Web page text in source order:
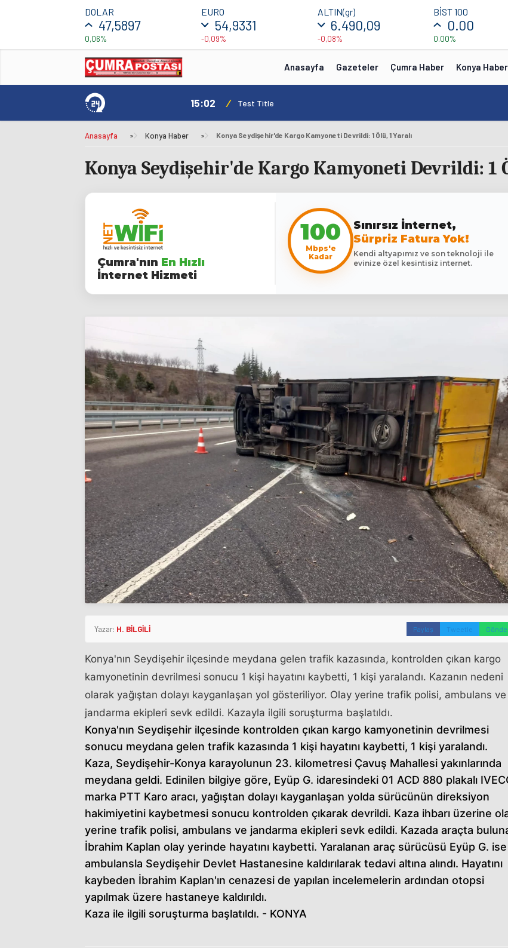
DOLAR
47,5897
0,06%
EURO
54,9331
-0,09%
ALTIN(gr)
6.490,09
-0,08%
BİST 100
0.00
0.00%
Anasayfa Gazeteler Çumra Haber Konya Haber
15:02 / Test Title
Anasayfa » Konya Haber » Konya Seydişehir'de Kargo Kamyoneti Devrildi: 1 Ölü, 1 Yaralı
Konya Seydişehir'de Kargo Kamyoneti Devrildi: 1
Çumra'nın En Hızlı
İnternet Hizmeti
100
Mbps'e
Kadar
Sınırsız İnternet,
Sürpriz Fatura Yok!
Kendi altyapımız ve son teknoloji ile
evinize özel kesintisiz internet.
Yazar: H. BİLGİLİ Paylaş Tweetle
Konya'nın Seydişehir ilçesinde meydana gelen trafik kazasında, kontrolden çıkan kargo
kamyonetinin devrilmesi sonucu 1 kişi hayatını kaybetti, 1 kişi yaralandı. Kazanın nedeni
olarak yağıştan dolayı kayganlaşan yol gösteriliyor. Olay yerine trafik polisi, ambulans ve
jandarma ekipleri sevk edildi. Kazayla ilgili soruşturma başlatıldı.
Konya'nın Seydişehir ilçesinde kontrolden çıkan kargo kamyonetinin devrilmesi
sonucu meydana gelen trafik kazasında 1 kişi hayatını kaybetti, 1 kişi yaralandı.
Kaza, Seydişehir-Konya karayolunun 23. kilometresi Çavuş Mahallesi yakınlarında
meydana geldi. Edinilen bilgiye göre, Eyüp G. idaresindeki 01 ACD 880 plakalı
marka PTT Karo aracı, yağıştan dolayı kayganlaşan yolda sürücünün direksiyon
hakimiyetini kaybetmesi sonucu kontrolden çıkarak devrildi. Kaza ihbarı üzerine
yerine trafik polisi, ambulans ve jandarma ekipleri sevk edildi. Kazada araçta
İbrahim Kaplan olay yerinde hayatını kaybetti. Yaralanan araç sürücüsü Eyüp G. ise
ambulansla Seydişehir Devlet Hastanesine kaldırılarak tedavi altına alındı. Hayatını
kaybeden İbrahim Kaplan'ın cenazesi de yapılan incelemelerin ardından otopsi
yapılmak üzere hastaneye kaldırıldı.
Kaza ile ilgili soruşturma başlatıldı. - KONYA